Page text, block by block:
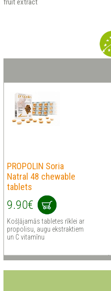
fruit extract
PROPOLIN Soria
Natral 48 chewable
tablets
9.90€
Košļājamās tabletes rīklei ar
propolisu, augu ekstraktiem
un C vitamīnu